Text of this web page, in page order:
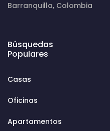
Barranquilla, Colombia
Búsquedas
Populares
Casas
Oficinas
Apartamentos